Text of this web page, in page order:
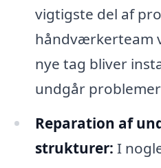
vigtigste del af
håndværkerteam
nye tag bliver
undgår
Reparation af
strukturer: I